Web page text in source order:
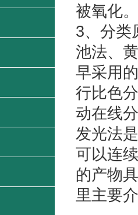
被氧化。
3、分类
池法、
早采用
行比色
动在线
发光法
可以连
的产物
里主要